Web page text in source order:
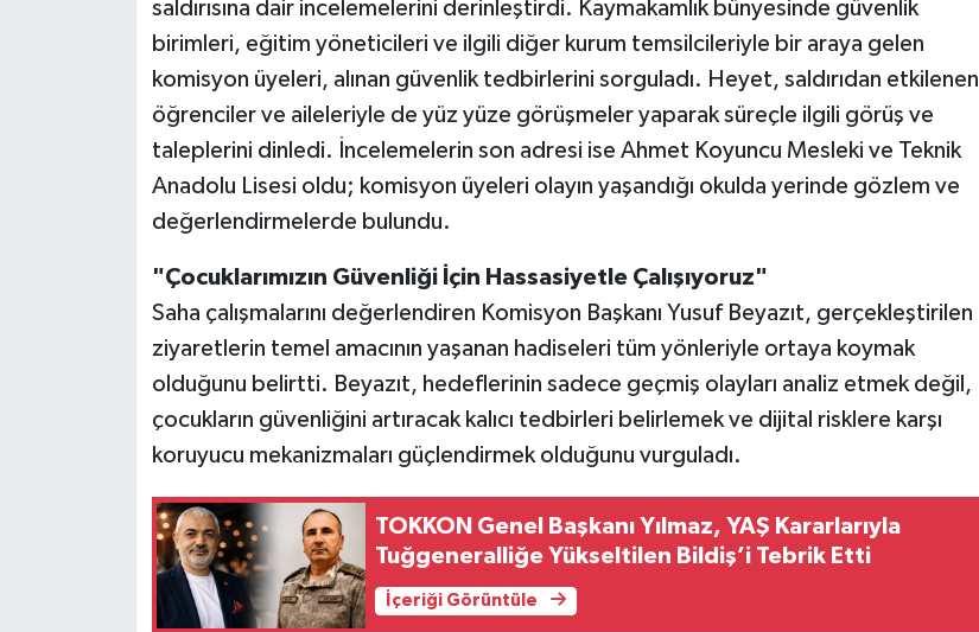
saldırısına dair incelemelerini derinleştirdi. Kaymakamlık bünyesinde güvenlik
birimleri, eğitim yöneticileri ve ilgili diğer kurum temsilcileriyle bir araya gelen
komisyon üyeleri, alınan güvenlik tedbirlerini sorguladı. Heyet, saldırıdan etkilenen
öğrenciler ve aileleriyle de yüz yüze görüşmeler yaparak süreçle ilgili görüş ve
taleplerini dinledi. İncelemelerin son adresi ise Ahmet Koyuncu Mesleki ve Teknik
Anadolu Lisesi oldu; komisyon üyeleri olayın yaşandığı okulda yerinde gözlem ve
değerlendirmelerde bulundu.
"Çocuklarımızın Güvenliği İçin Hassasiyetle Çalışıyoruz"
Saha çalışmalarını değerlendiren Komisyon Başkanı Yusuf Beyazıt, gerçekleştirilen
ziyaretlerin temel amacının yaşanan hadiseleri tüm yönleriyle ortaya koymak
olduğunu belirtti. Beyazıt, hedeflerinin sadece geçmiş olayları analiz etmek değil,
çocukların güvenliğini artıracak kalıcı tedbirleri belirlemek ve dijital risklere karşı
koruyucu mekanizmaları güçlendirmek olduğunu vurguladı.
TOKKON Genel Başkanı Yılmaz, YAŞ Kararlarıyla
Tuğgeneralliğe Yükseltilen Bildiş’i Tebrik Etti
İçeriği Görüntüle